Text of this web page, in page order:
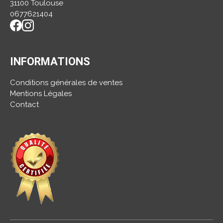
31100 Toulouse
0677621404
INFORMATIONS
Conditions générales de ventes
Mentions Légales
Contact